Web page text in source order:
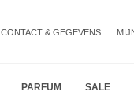
CONTACT & GEGEVENS
PARFUM SALE